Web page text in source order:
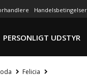
Handelsbetingelser
PERSONLIGT UDSTYR
Felicia